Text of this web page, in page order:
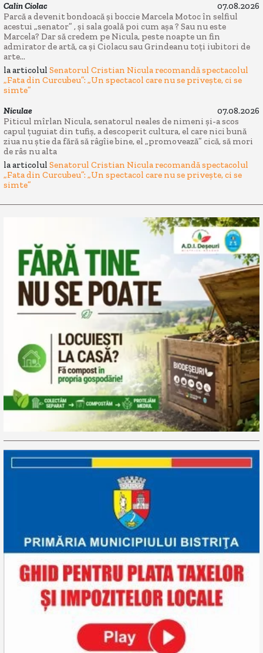
Calin Ciolac
07.08.2026
Parcă a devenit bondoacă și boccie Marcela Motoc în selfiul
acestui „senator” , și sala goală poi cum așa ? Sau nu este
Marcela? Dar să credem pe Nicula, peste noapte un fin
admirator de artă, ca și Ciolacu sau Grindeanu toți iubitori de
arte...
la articolul Senatorul Cristian Nicula recomandă spectacolul
„Fata din Curcubeu”: „Un spectacol care nu se privește, ci se
simte”
Niculae
07.08.2026
Piticul mîrlan Nicula, senatorul neales de nimeni și-a scos
capul țuguiat din tufiș, a descoperit cultura, el care nici bună
ziua nu știe da fără să râgîie bine, el „promovează” cică, să mori
de râs nu alta
la articolul Senatorul Cristian Nicula recomandă spectacolul
„Fata din Curcubeu”: „Un spectacol care nu se privește, ci se
simte”